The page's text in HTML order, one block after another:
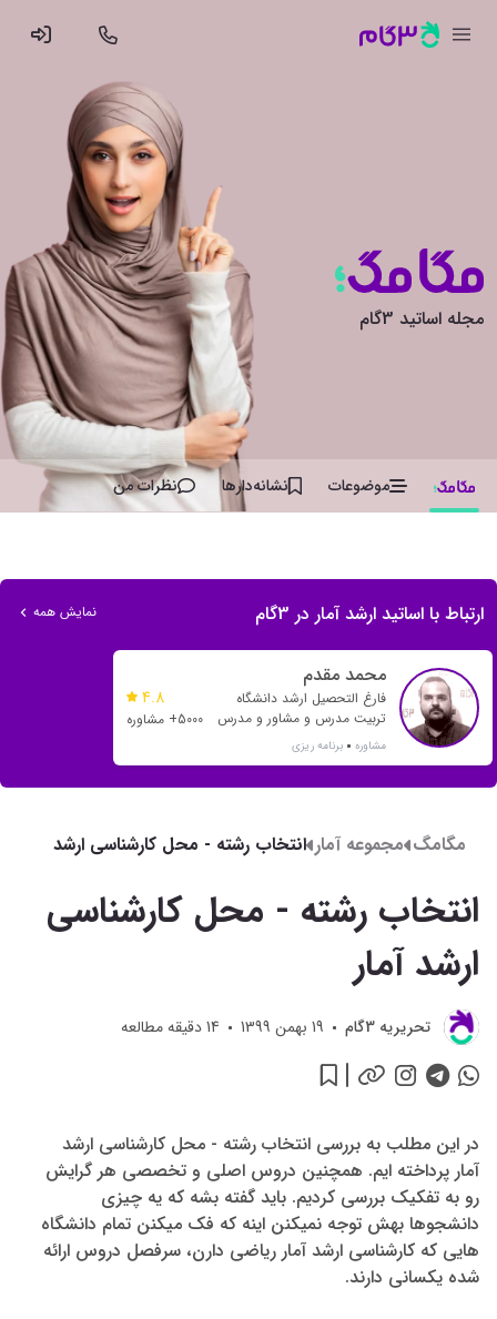
مجله اساتید 3گام
موضوعات نشانه‌دار‌ها نظرات من
ارتباط با اساتید ارشد آمار در 3گام نمایش همه
محمد مقدم
فارغ التحصیل ارشد دانشگاه
تربیت مدرس و مشاور و مدرس
بیش از 20 رتبه تک رقمی و بیش
مشاوره برنامه ریزی
4.8
5000+ مشاوره
مگامگ مجموعه آمار انتخاب رشته - محل کارشناسی ارشد
انتخاب رشته - محل کارشناسی
ارشد آمار
تحريريه 3گام 19 بهمن 1399 14دقیقه مطالعه
در این مطلب به بررسی انتخاب رشته - محل کارشناسی ارشد
آمار پرداخته ایم. همچنین دروس اصلی و تخصصی هر گرایش
رو به تفکیک بررسی کردیم. باید گفته بشه که یه چیزی
دانشجوها بهش توجه نمیکنن اینه که فک میکنن تمام دانشگاه
هایی که کارشناسی ارشد آمار ریاضی دارن، سرفصل دروس ارائه
شده یکسانی دارند.